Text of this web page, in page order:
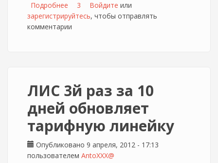
Подробнее о ЛИС запускает пакетные предложения для
дома и офиса
3 Войдите или
зарегистрируйтесь, чтобы отправлять
комментарии
ЛИС 3й раз за 10
дней обновляет
тарифную линейку
Опубликовано 9 апреля, 2012 - 17:13
пользователем AntoXXX@